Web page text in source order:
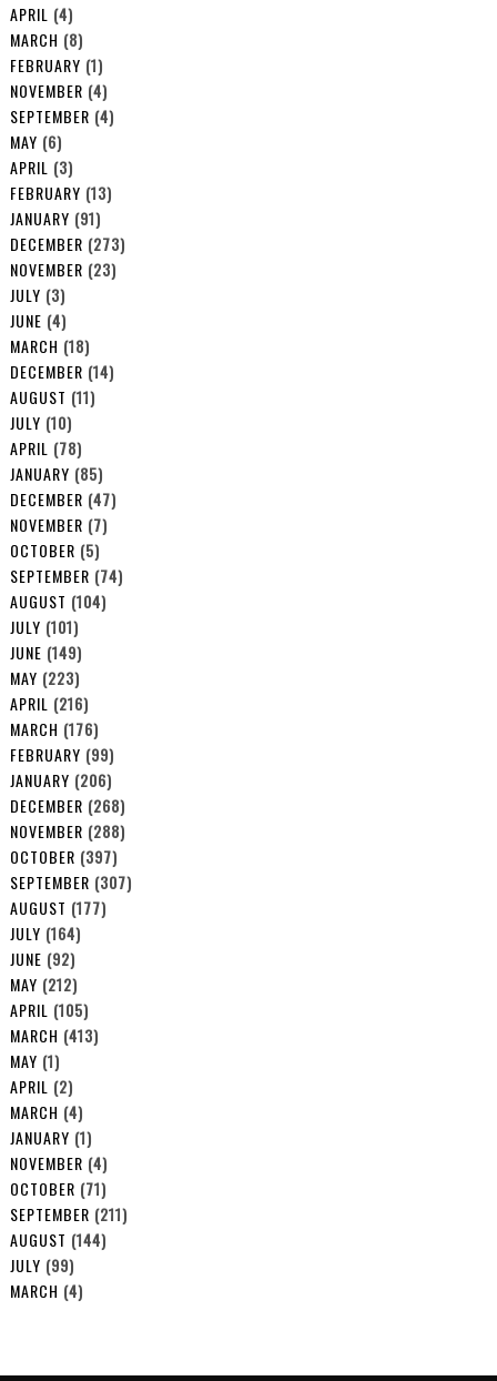
APRIL (4)
MARCH (8)
FEBRUARY (1)
NOVEMBER (4)
SEPTEMBER (4)
MAY (6)
APRIL (3)
FEBRUARY (13)
JANUARY (91)
DECEMBER (273)
NOVEMBER (23)
JULY (3)
JUNE (4)
MARCH (18)
DECEMBER (14)
AUGUST (11)
JULY (10)
APRIL (78)
JANUARY (85)
DECEMBER (47)
NOVEMBER (7)
OCTOBER (5)
SEPTEMBER (74)
AUGUST (104)
JULY (101)
JUNE (149)
MAY (223)
APRIL (216)
MARCH (176)
FEBRUARY (99)
JANUARY (206)
DECEMBER (268)
NOVEMBER (288)
OCTOBER (397)
SEPTEMBER (307)
AUGUST (177)
JULY (164)
JUNE (92)
MAY (212)
APRIL (105)
MARCH (413)
MAY (1)
APRIL (2)
MARCH (4)
JANUARY (1)
NOVEMBER (4)
OCTOBER (71)
SEPTEMBER (211)
AUGUST (144)
JULY (99)
MARCH (4)